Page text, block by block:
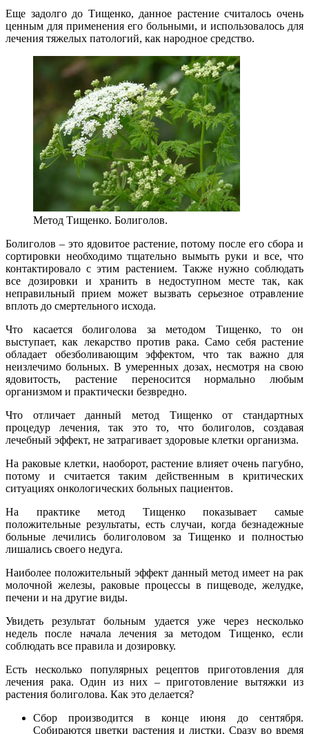
Еще задолго до Тищенко, данное растение считалось очень
ценным для применения его больными, и использовалось для
лечения тяжелых патологий, как народное средство.
Метод Тищенко. Болиголов.
Болиголов – это ядовитое растение, потому после его сбора и
сортировки необходимо тщательно вымыть руки и все, что
контактировало с этим растением. Также нужно соблюдать
все дозировки и хранить в недоступном месте так, как
неправильный прием может вызвать серьезное отравление
вплоть до смертельного исхода.
Что касается болиголова за методом Тищенко, то он
выступает, как лекарство против рака. Само себя растение
обладает обезболивающим эффектом, что так важно для
неизлечимо больных. В умеренных дозах, несмотря на свою
ядовитость, растение переносится нормально любым
организмом и практически безвредно.
Что отличает данный метод Тищенко от стандартных
процедур лечения, так это то, что болиголов, создавая
лечебный эффект, не затрагивает здоровые клетки организма.
На раковые клетки, наоборот, растение влияет очень пагубно,
потому и считается таким действенным в критических
ситуациях онкологических больных пациентов.
На практике метод Тищенко показывает самые
положительные результаты, есть случаи, когда безнадежные
больные лечились болиголовом за Тищенко и полностью
лишались своего недуга.
Наиболее положительный эффект данный метод имеет на рак
молочной железы, раковые процессы в пищеводе, желудке,
печени и на другие виды.
Увидеть результат больным удается уже через несколько
недель после начала лечения за методом Тищенко, если
соблюдать все правила и дозировку.
Есть несколько популярных рецептов приготовления для
лечения рака. Один из них – приготовление вытяжки из
растения болиголова. Как это делается?
Сбор производится в конце июня до сентября.
Собираются цветки растения и листки. Сразу во время